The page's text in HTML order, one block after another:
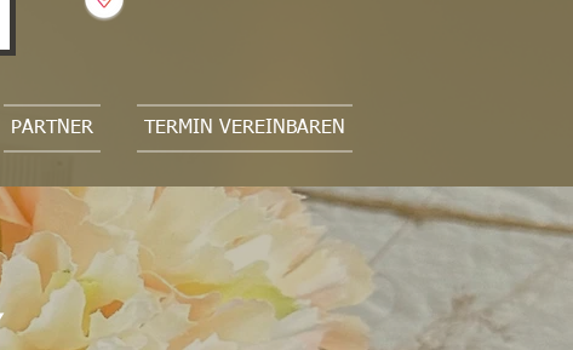
PARTNER TERMIN VEREINBAREN